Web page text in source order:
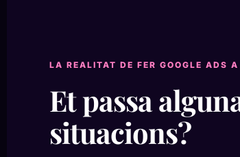
LA REALITAT DE FER GOOGLE ADS
Et passa
situacions?